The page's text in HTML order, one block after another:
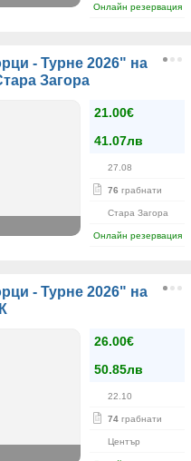
Онлайн резервация
- Турне 2026" на
Загора
21.00€
41.07лв
27.08
76 грабнати
Стара Загора
Онлайн резервация
- Турне 2026" на
26.00€
50.85лв
22.10
74 грабнати
Център